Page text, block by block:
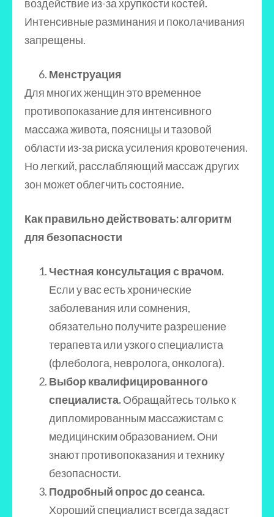
воздействие из-за хрупкости костей.
Интенсивные разминания и поколачивания
запрещены.
Менструация
Для многих женщин это временное
противопоказание для интенсивного
массажа живота, поясницы и тазовой
области из-за риска усиления кровотечения.
Но легкий, расслабляющий массаж других
зон может облегчить состояние.
Как правильно действовать: алгоритм
для безопасности
Честная консультация с врачом.
Если у вас есть хронические
заболевания или сомнения,
обязательно получите разрешение
терапевта или узкого специалиста
(флеболога, невролога, онколога).
Выбор квалифицированного
специалиста.Обращайтесь только к
дипломированным массажистам с
медицинским образованием. Они
знают противопоказания и технику
безопасности.
Подробный опрос до сеанса.
Хороший специалист всегда задаст